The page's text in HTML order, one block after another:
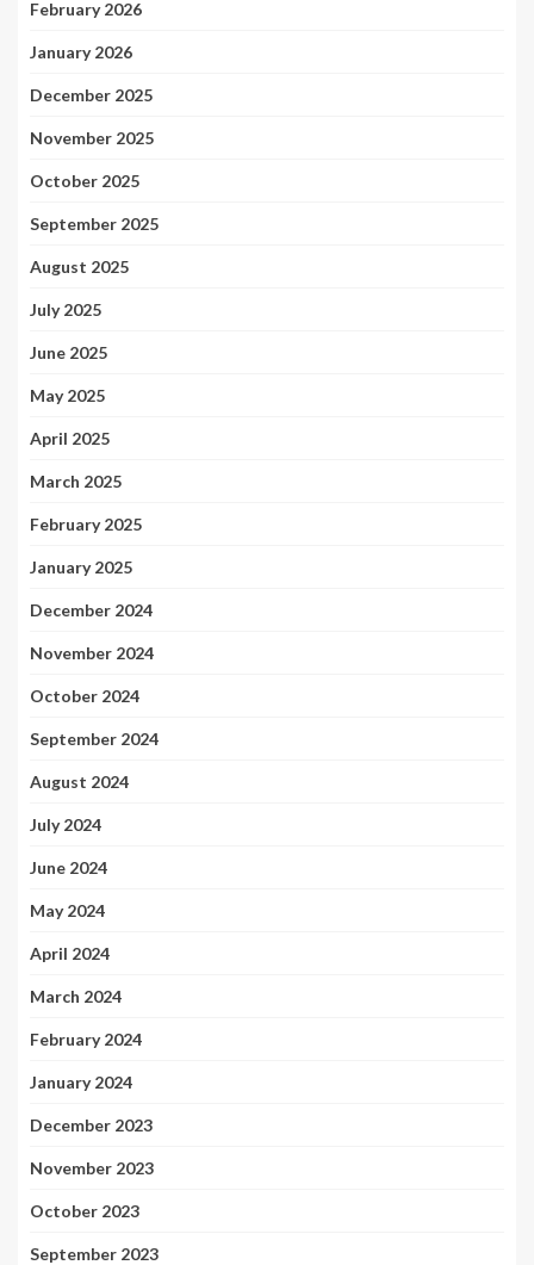
February 2026
January 2026
December 2025
November 2025
October 2025
September 2025
August 2025
July 2025
June 2025
May 2025
April 2025
March 2025
February 2025
January 2025
December 2024
November 2024
October 2024
September 2024
August 2024
July 2024
June 2024
May 2024
April 2024
March 2024
February 2024
January 2024
December 2023
November 2023
October 2023
September 2023